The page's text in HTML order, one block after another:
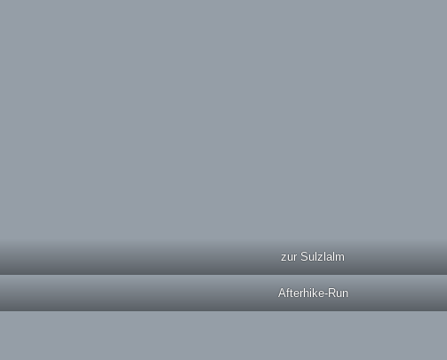
zur Sulzlalm
Afterhike-Run